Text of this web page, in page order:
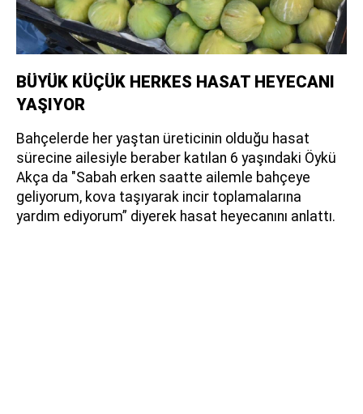
BÜYÜK KÜÇÜK HERKES HASAT HEYECANI
YAŞIYOR
Bahçelerde her yaştan üreticinin olduğu hasat
sürecine ailesiyle beraber katılan 6 yaşındaki Öykü
Akça da "Sabah erken saatte ailemle bahçeye
geliyorum, kova taşıyarak incir toplamalarına
yardım ediyorum” diyerek hasat heyecanını anlattı.